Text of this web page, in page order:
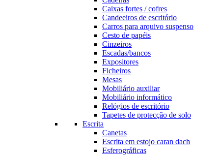
Caixas fortes / cofres
Candeeiros de escritório
Carros para arquivo suspenso
Cesto de papéis
Cinzeiros
Escadas/bancos
Expositores
Ficheiros
Mesas
Mobiliário auxiliar
Mobiliário informático
Relógios de escritório
Tapetes de protecção de solo
Escrita
Canetas
Escrita em estojo caran dach
Esferográficas